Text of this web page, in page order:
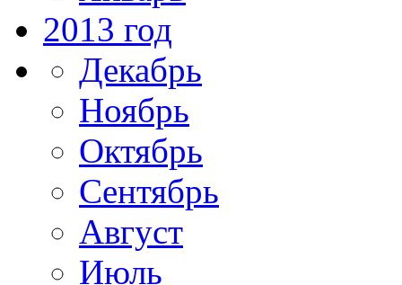
2013 год
Декабрь
Ноябрь
Октябрь
Сентябрь
Август
Июль